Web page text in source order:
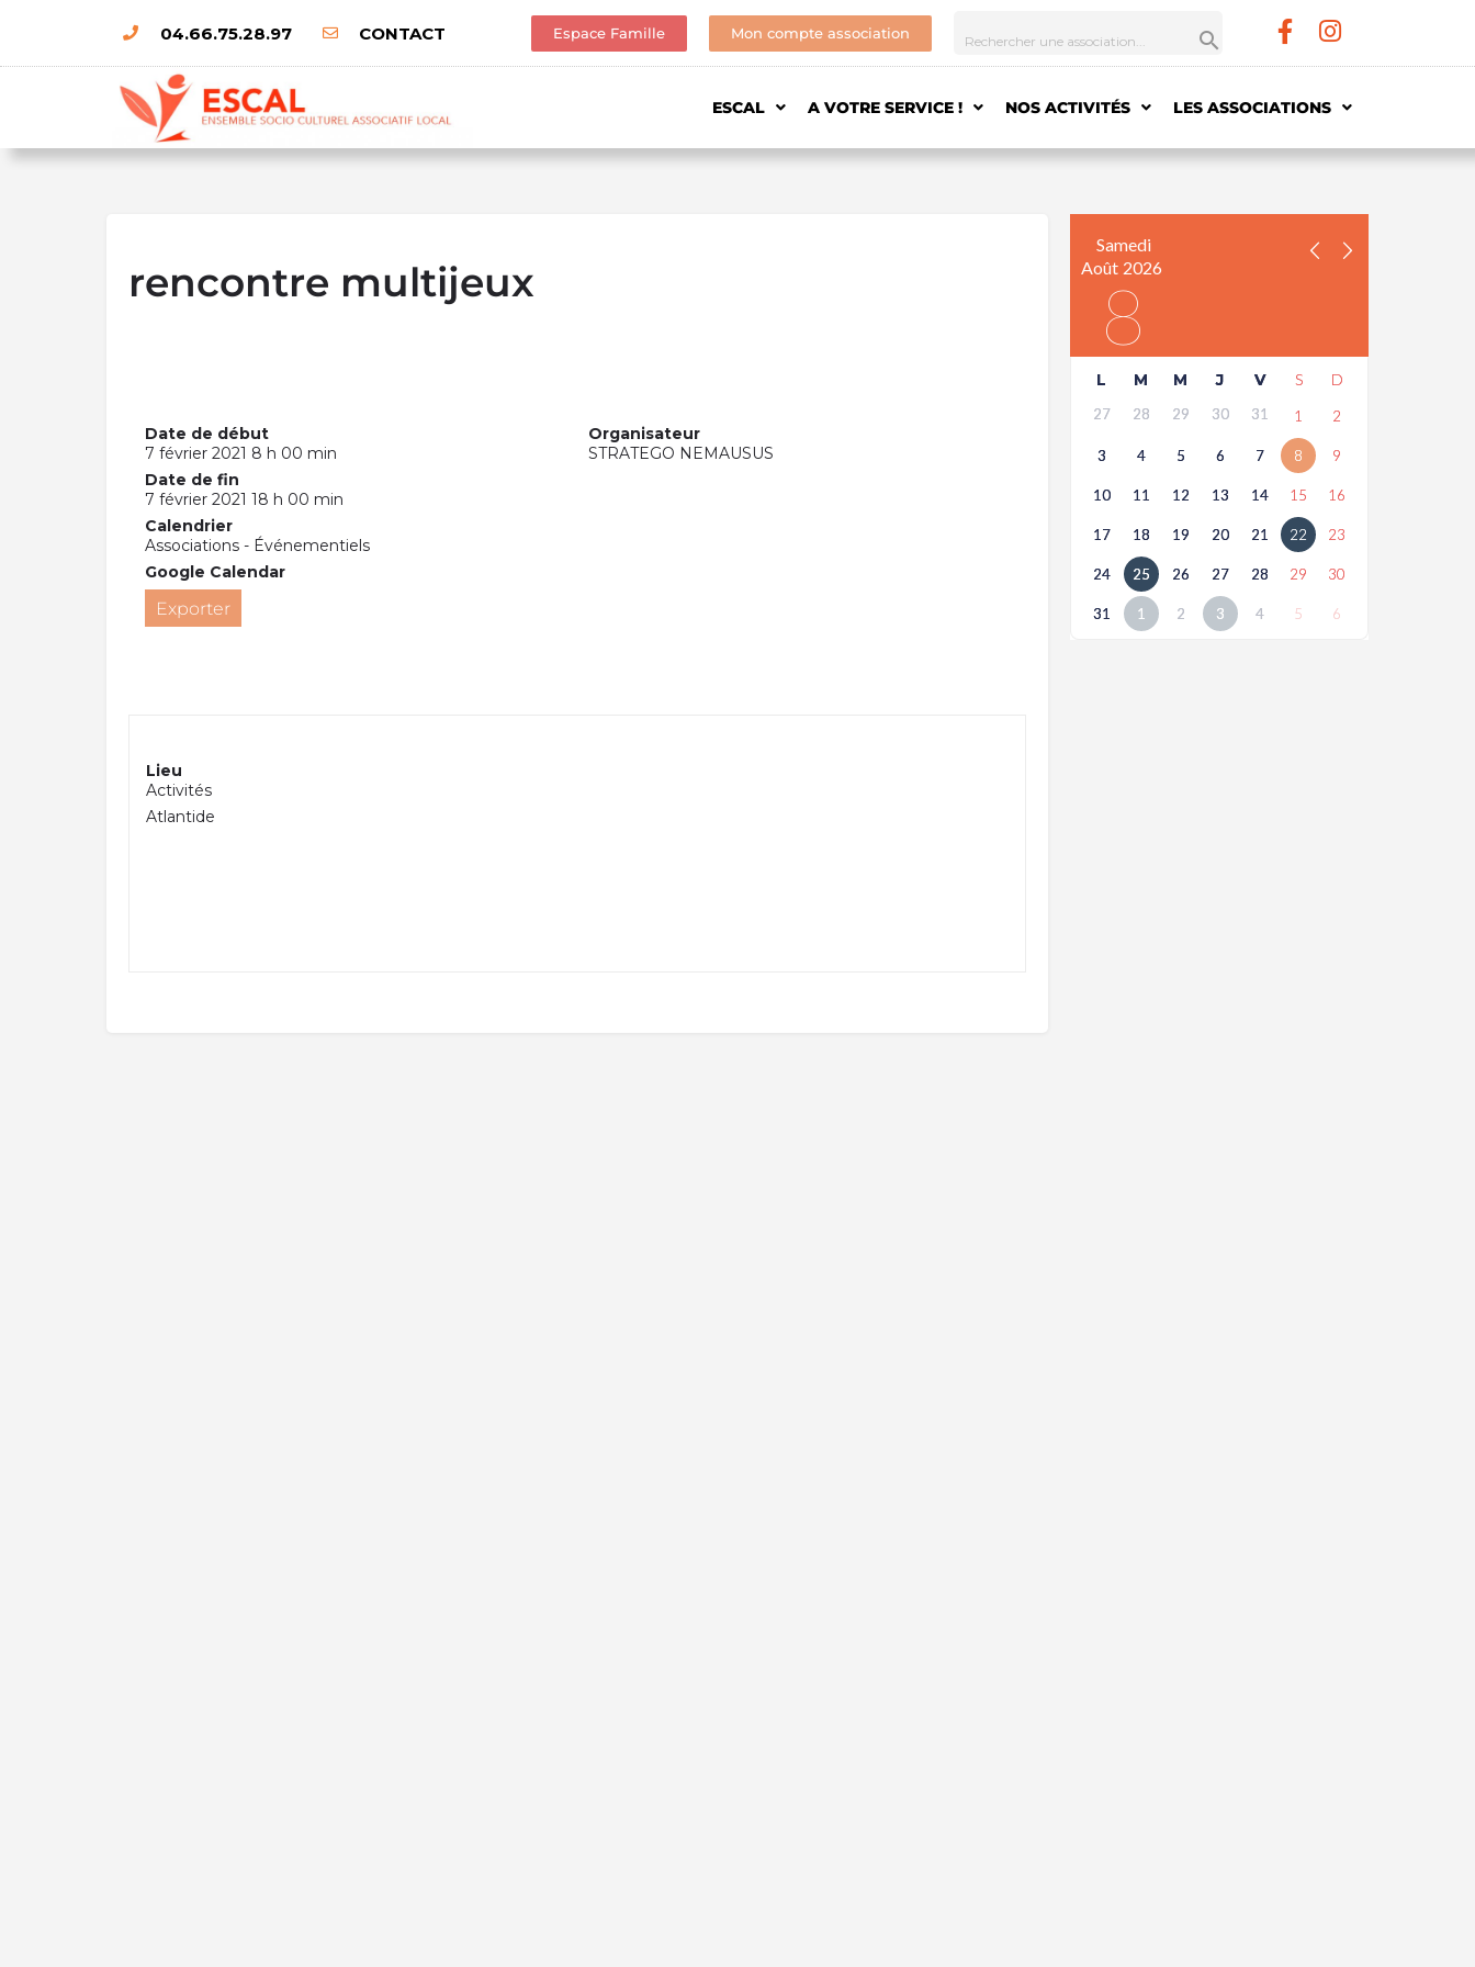
04.66.75.28.97 CONTACT Espace Famille Mon compte association
ESCAL A VOTRE SERVICE ! NOS ACTIVITÉS LES ASSOCIATIONS
rencontre multijeux
Date de début
7 février 2021 8 h 00 min
Date de fin
7 février 2021 18 h 00 min
Calendrier
Associations - Événementiels
Google Calendar
Exporter
Organisateur
STRATEGO NEMAUSUS
Lieu
Activités
Atlantide
Samedi
Août 2026
8
L M M J V S D
27 28 29 30 31 1 2
3 4 5 6 7 8 9
10 11 12 13 14 15 16
17 18 19 20 21 22 23
24 25 26 27 28 29 30
31 1 2 3 4 5 6